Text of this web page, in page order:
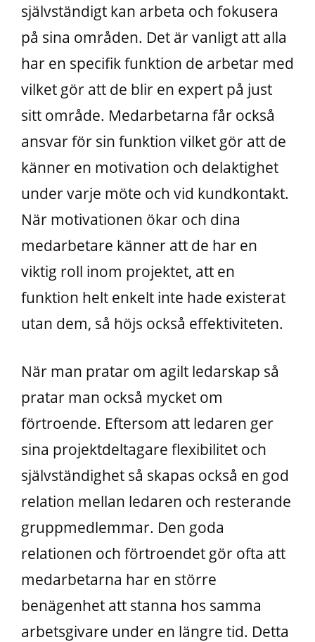
självständigt kan arbeta och fokusera
på sina områden. Det är vanligt att alla
har en specifik funktion de arbetar med
vilket gör att de blir en expert på just
sitt område. Medarbetarna får också
ansvar för sin funktion vilket gör att de
känner en motivation och delaktighet
under varje möte och vid kundkontakt.
När motivationen ökar och dina
medarbetare känner att de har en
viktig roll inom projektet, att en
funktion helt enkelt inte hade existerat
utan dem, så höjs också effektiviteten.
När man pratar om agilt ledarskap så
pratar man också mycket om
förtroende. Eftersom att ledaren ger
sina projektdeltagare flexibilitet och
självständighet så skapas också en god
relation mellan ledaren och resterande
gruppmedlemmar. Den goda
relationen och förtroendet gör ofta att
medarbetarna har en större
benägenhet att stanna hos samma
arbetsgivare under en längre tid. Detta